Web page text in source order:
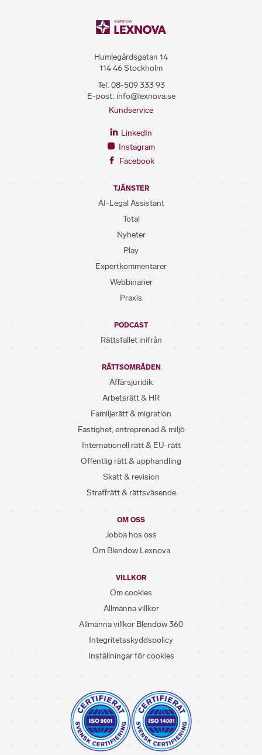
Humlegårdsgatan 14
114 46 Stockholm
Tel: 08-509 333 93
E-post: info@lexnova.se
Kundservice
LinkedIn
Instagram
Facebook
TJÄNSTER
AI-Legal Assistant
Total
Nyheter
Play
Expertkommentarer
Webbinarier
Praxis
PODCAST
Rättsfallet inifrån
RÄTTSOMRÅDEN
Affärsjuridik
Arbetsrätt & HR
Familjerätt & migration
Fastighet, entreprenad & miljö
Internationell rätt & EU-rätt
Offentlig rätt & upphandling
Skatt & revision
Straffrätt & rättsväsende
OM OSS
Jobba hos oss
Om Blendow Lexnova
VILLKOR
Om cookies
Allmänna villkor
Allmänna villkor Blendow 360
Integritetsskyddspolicy
Inställningar för cookies